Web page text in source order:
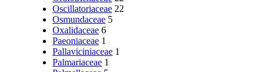
Oscillatoriaceae 22
Osmundaceae 5
Oxalidaceae 6
Paeoniaceae 1
Pallaviciniaceae 1
Palmariaceae 1